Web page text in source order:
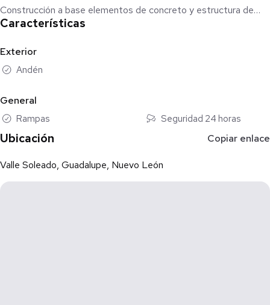
Construcción a base elementos de concreto y estructura de
acero
Caseta de Vigilancia
Vigilancia CCTV (Cámaras de alta definición, plumas de acceso)
Características
Exterior
Andén
General
Rampas Seguridad 24 horas
Ubicación Copiar enlace
Valle Soleado, Guadalupe, Nuevo León